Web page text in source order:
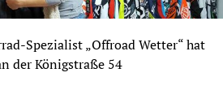
Spezialist „Offroad Wetter“ hat
der Königstraße 54